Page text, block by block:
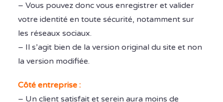
– Vous pouvez donc vous enregistrer et valider
votre identité en toute sécurité, notamment sur
les réseaux sociaux.
– Il s’agit bien de la version original du site et non
la version modifiée.
Côté entreprise :
– Un client satisfait et serein aura moins de